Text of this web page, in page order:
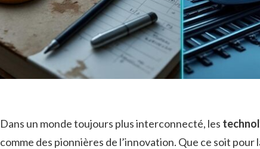
Dans un monde toujours plus interconnecté, les
comme des pionnières de l’innovation. Que ce soit pour